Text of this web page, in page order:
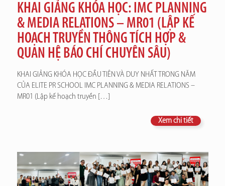
KHAI GIẢNG KHÓA HỌC: IMC PLANNING
& MEDIA RELATIONS – MR01 (LẬP KẾ
HOẠCH TRUYỀN THÔNG TÍCH HỢP &
QUAN HỆ BÁO CHÍ CHUYÊN SÂU)
KHAI GIẢNG KHÓA HỌC ĐẦU TIÊN VÀ DUY NHẤT TRONG NĂM
CỦA ELITE PR SCHOOL IMC PLANNING & MEDIA RELATIONS –
MR01 (Lập kế hoạch truyền […]
Xem chi tiết